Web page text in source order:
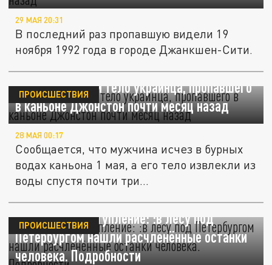
29 МАЯ 20:31
В последний раз пропавшую видели 19
ноября 1992 года в городе Джанкшен-Сити.
В Канаде нашли тело украинца, пропавшего
в каньоне Джонстон почти месяц назад
ПРОИСШЕСТВИЯ
28 МАЯ 00:17
Сообщается, что мужчина исчез в бурных
водах каньона 1 мая, а его тело извлекли из
воды спустя почти три...
Жестокое преступление: :в лесу под
Петербургом нашли расчленённые останки
человека. Подробности
ПРОИСШЕСТВИЯ